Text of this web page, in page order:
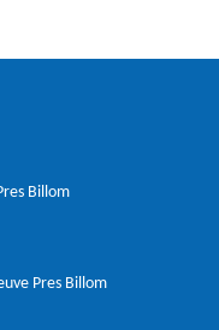
Billom
Pres Billom